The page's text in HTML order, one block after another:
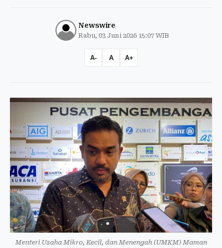
Newswire
Rabu, 03 Juni 2026 15:07 WIB
A- A A+
Menteri Usaha Mikro, Kecil, dan Menengah (UMKM) Maman